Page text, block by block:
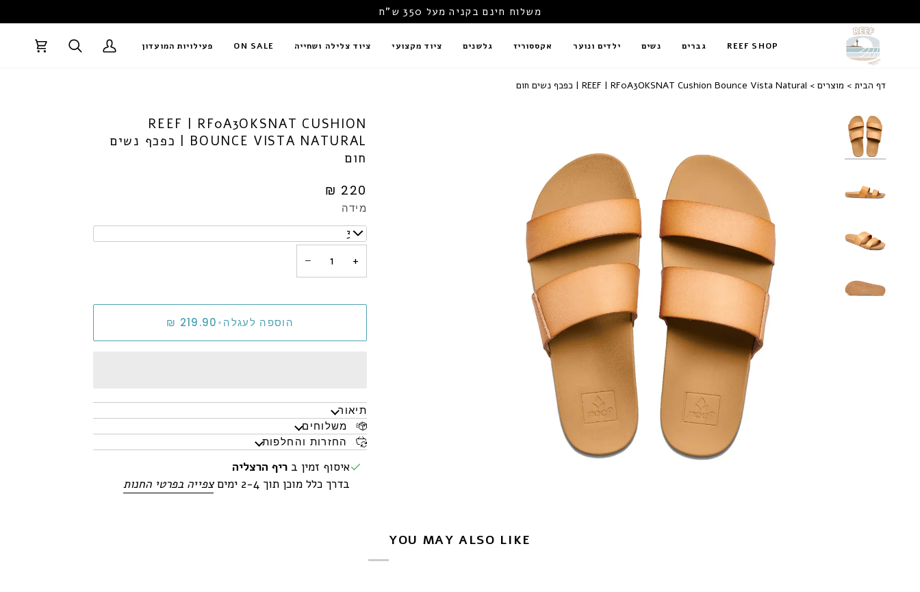
משלוח חינם בקניה מעל 350 ש"ח
REEF SHOP גברים נשים ילדים ונוער אקססוריז גלשנים ציוד מקצועי ציוד צלילה ושחייה ON SALE פעילויות המועדון עגלה
דף הבית מוצרים REEF | RF0A3OKSNAT Cushion Bounce Vista Natural | כפכף נשים חום
REEF | RF0A3OKSNAT CUSHION
BOUNCE VISTA NATURAL | כפכף נשים
חום
220 ₪
מידה
37.5
−
+
הוספה לעגלה•
תיאור
משלוחים
החזרות והחלפות
איסוף זמין בריף הרצליה
בדרך כלל מוכן תוך 2-4 ימים
צפייה בפרטי החנות
YOU MAY ALSO LIKE